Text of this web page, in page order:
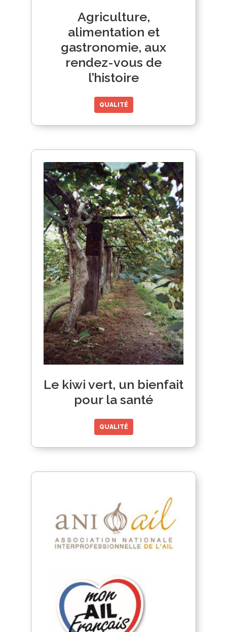
Agriculture,
alimentation et
gastronomie, aux
rendez-vous de
l’histoire
QUALITÉ
Le kiwi vert, un bienfait
pour la santé
QUALITÉ